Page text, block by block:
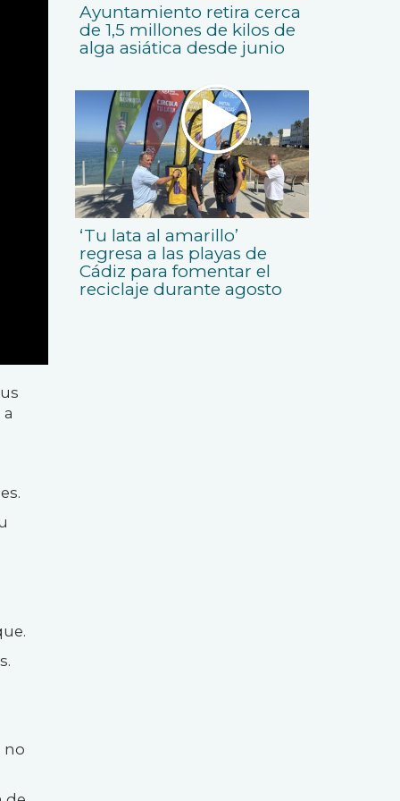
no
Ayuntamiento retira cerca
de 1,5 millones de kilos de
alga asiática desde junio
‘Tu lata al amarillo’
regresa a las playas de
Cádiz para fomentar el
reciclaje durante agosto